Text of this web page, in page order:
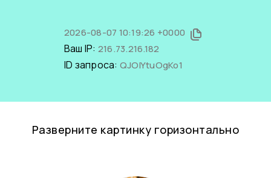
2026-08-07 10:19:26 +0000
Ваш IP: 216.73.216.182
ID запроса: QJOIYtuOgKo1
Разверните картинку горизонтально